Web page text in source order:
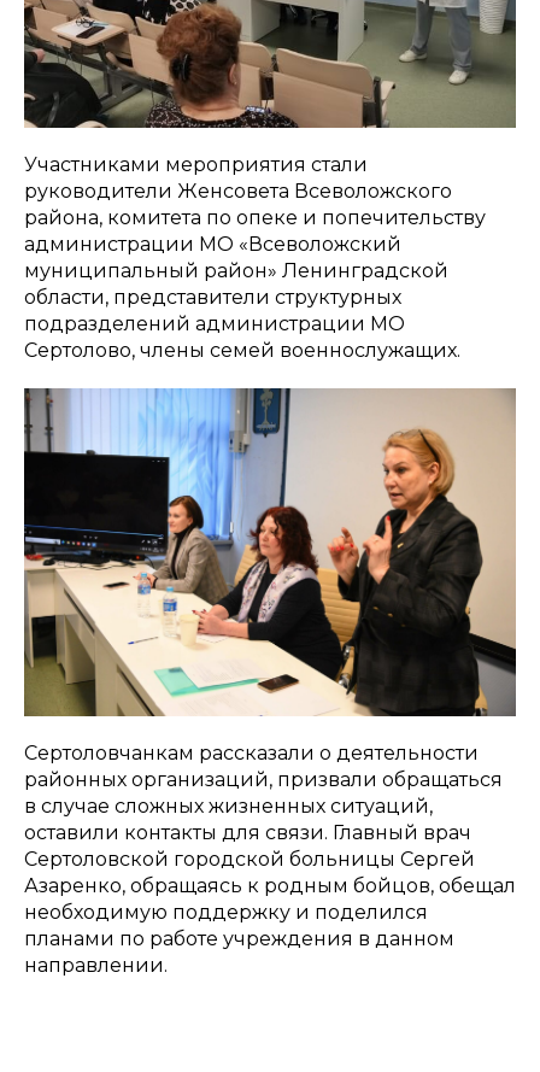
Участниками мероприятия стали
руководители Женсовета Всеволожского
района, комитета по опеке и попечительству
администрации МО «Всеволожский
муниципальный район» Ленинградской
области, представители структурных
подразделений администрации МО
Сертолово, члены семей военнослужащих.
Сертоловчанкам рассказали о деятельности
районных организаций, призвали обращаться
в случае сложных жизненных ситуаций,
оставили контакты для связи. Главный врач
Сертоловской городской больницы Сергей
Азаренко, обращаясь к родным бойцов, обещал
необходимую поддержку и поделился
планами по работе учреждения в данном
направлении.